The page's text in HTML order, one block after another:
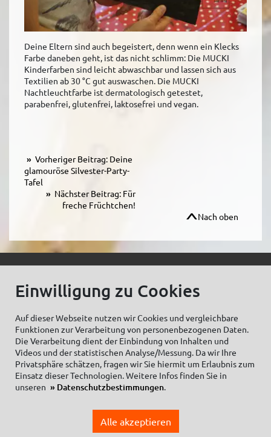
Deine Eltern sind auch begeistert, denn wenn ein Klecks
Farbe daneben geht, ist das nicht schlimm: Die MUCKI
Kinderfarben sind leicht abwaschbar und lassen sich aus
Textilien ab 30 °C gut auswaschen. Die MUCKI
Nachtleuchtfarbe ist dermatologisch getestet,
parabenfrei, glutenfrei, laktosefrei und vegan.
Vorheriger Beitrag: Deine
glamouröse Silvester-Party-
Tafel
Nächster Beitrag: Für
freche Früchtchen!
Nach oben
Zum Newsletter anmelden:
Cookieeinstellungen
Impressum
Datenschutzhinweise Social Media
Einkaufsbedingungen
Einwilligung zu Cookies
Auf dieser Webseite nutzen wir Cookies und vergleichbare
Funktionen zur Verarbeitung von personenbezogenen Daten.
Die Verarbeitung dient der Einbindung von Inhalten und
Videos und der statistischen Analyse/Messung. Da wir Ihre
Privatsphäre schätzen, fragen wir Sie hiermit um Erlaubnis zum
Einsatz dieser Technologien. Weitere Infos finden Sie in
unseren
Datenschutzbestimmungen.
Alle akzeptieren